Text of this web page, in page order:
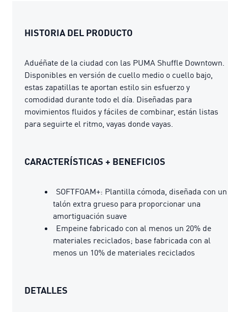
HISTORIA DEL PRODUCTO
Aduéñate de la ciudad con las PUMA Shuffle Downtown.
Disponibles en versión de cuello medio o cuello bajo,
estas zapatillas te aportan estilo sin esfuerzo y
comodidad durante todo el día. Diseñadas para
movimientos fluidos y fáciles de combinar, están listas
para seguirte el ritmo, vayas donde vayas.
CARACTERÍSTICAS + BENEFICIOS
SOFTFOAM+: Plantilla cómoda, diseñada con un
talón extra grueso para proporcionar una
amortiguación suave
Empeine fabricado con al menos un 20% de
materiales reciclados; base fabricada con al
menos un 10% de materiales reciclados
DETALLES